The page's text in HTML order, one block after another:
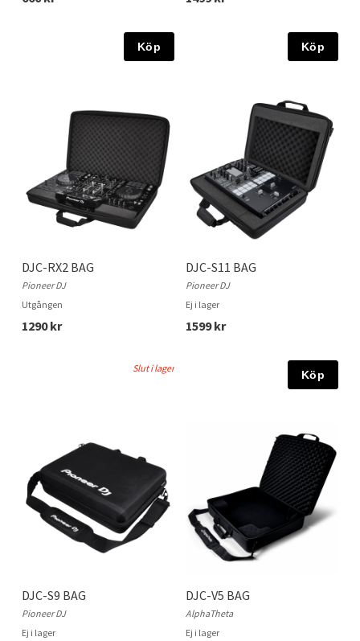
Köp Köp
DJC-RX2 BAG
Pioneer DJ
Utgången
1290 kr
Slut i lager
DJC-S11 BAG
Pioneer DJ
Ej i lager
1599 kr
Köp
DJC-S9 BAG
Pioneer DJ
Ej i lager
DJC-V5 BAG
AlphaTheta
Ej i lager